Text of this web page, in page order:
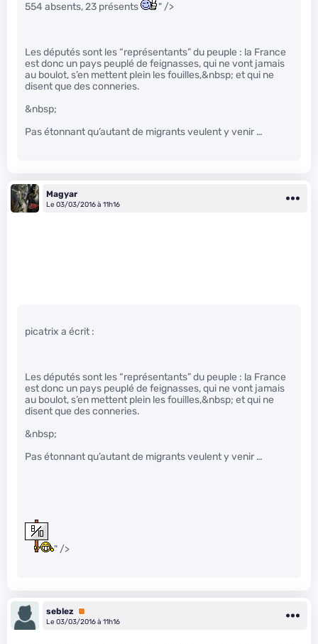
554 absents, 23 présents " />
Les députés sont les “représentants” du peuple : la France
est donc un pays peuplé de feignasses, qui ne vont jamais
au boulot, s’en mettent plein les fouilles,&nbsp; et qui ne
disent que des conneries.
&nbsp;
Pas étonnant qu’autant de migrants veulent y venir …
Magyar
Le 03/03/2016 à 11h16
picatrix a écrit :
Les députés sont les “représentants” du peuple : la France
est donc un pays peuplé de feignasses, qui ne vont jamais
au boulot, s’en mettent plein les fouilles,&nbsp; et qui ne
disent que des conneries.
&nbsp;
Pas étonnant qu’autant de migrants veulent y venir …
" />
seblez
Premium
Le 03/03/2016 à 11h16